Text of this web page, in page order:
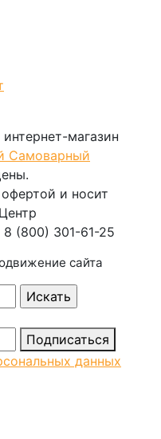
магазин
Самоварный
и носит
8 (800) 301-61-25
сайта
Подписаться
данных